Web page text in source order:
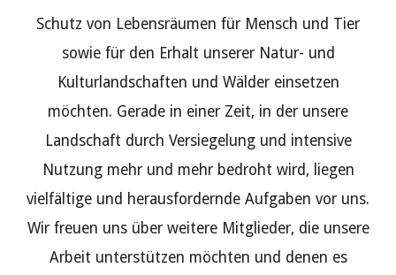
Schutz von Lebensräumen für Mensch und Tier
sowie für den Erhalt unserer Natur- und
Kulturlandschaften und Wälder einsetzen
möchten. Gerade in einer Zeit, in der unsere
Landschaft durch Versiegelung und intensive
Nutzung mehr und mehr bedroht wird, liegen
vielfältige und herausfordernde Aufgaben vor uns.
Wir freuen uns über weitere Mitglieder, die unsere
Arbeit unterstützen möchten und denen es